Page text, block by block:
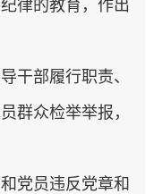
律的教育，作出
干部履行职责、
群众检举举报，
党员违反党章和